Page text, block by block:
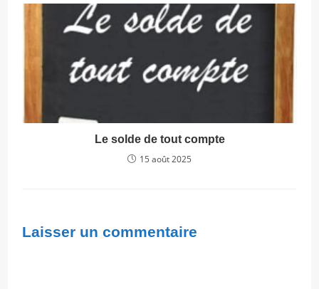
Le solde de tout compte
15 août 2025
Laisser un commentaire